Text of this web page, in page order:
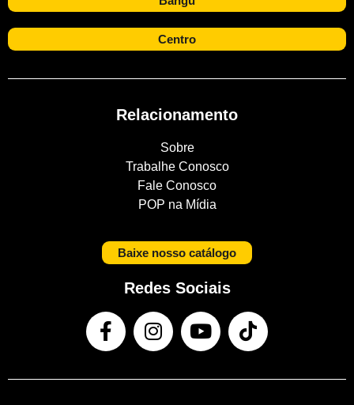
Centro
Relacionamento
Sobre
Trabalhe Conosco
Fale Conosco
POP na Mídia
Baixe nosso catálogo
Redes Sociais